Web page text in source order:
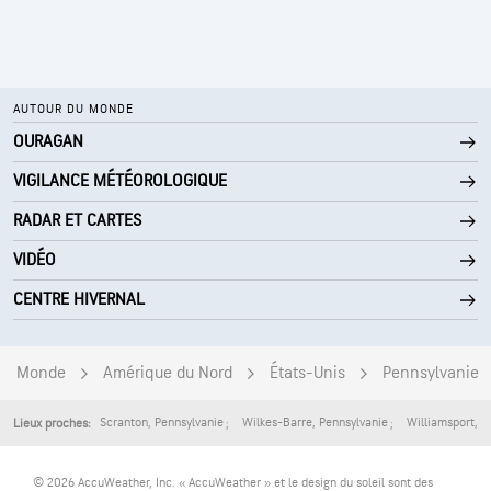
AUTOUR DU MONDE
OURAGAN
VIGILANCE MÉTÉOROLOGIQUE
RADAR ET CARTES
VIDÉO
CENTRE HIVERNAL
Monde Amérique du Nord États-Unis Pennsylvanie
Lieux proches: Scranton, Pennsylvanie Wilkes-Barre, Pennsylvanie Williamsport,
© 2026 AccuWeather, Inc. « AccuWeather » et le design du soleil sont des